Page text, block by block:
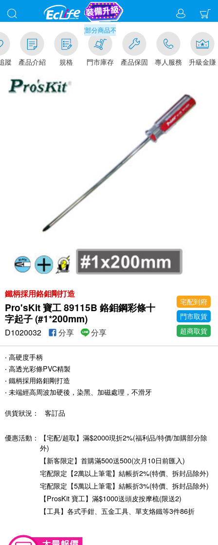
蹤 產品介紹 規格
滿千元門市取貨現折1%(部分商品不適用)-請點我看
門市庫存 產品保固 專人服務 升級金賺
鐵柄採用鉻鉬剛打造
Pro'sKit 寶工 89115B 鉻鉬鋼彩條十
字起子 (#1*200mm)
宅配到府
門市取貨
超商取貨
D1020032 分享 分享
‧ 高硬度手柄
‧ 高透光彩條PVC精製
‧ 鐵柄採用鉻鉬剛打造
‧ 未端經高周波加硬後，染黑、加磁處理，不滑牙
供貨狀況： 客訂品
優惠活動：
【宅配/超取】滿$2000現折2%(福利品/特價/加購部分除
外)
【新客限定】首購滿500送500(次月10日前匯入)
宅配限定【2萬以上筆電】結帳折2%(特價、拆封品除外)
宅配限定【5萬以上筆電】結帳折3%(特價、拆封品除外)
【ProsKit 寶工】滿$1000送頭皮按摩梳(限送2)
【工具】各式手鉗、五金工具、單支烙鐵等3件86折